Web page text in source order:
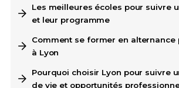
Les meilleures écoles pour suivre
et leur programme
Comment se former en alternance
à Lyon
Pourquoi choisir Lyon pour suivre
de vie et opportunités